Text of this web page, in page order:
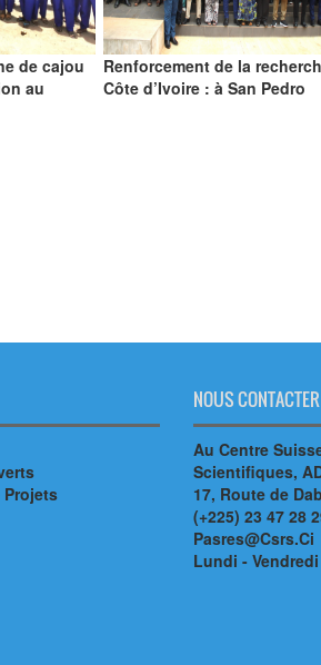
de cajou
au
Renforcement de la
Côte d’Ivoire : à San Pedro
NOUS CONTACTER
Au Centre
Scientifiques,
17, Route de
(+225) 23 47 28
Pasres@Csrs.Ci
Lundi -